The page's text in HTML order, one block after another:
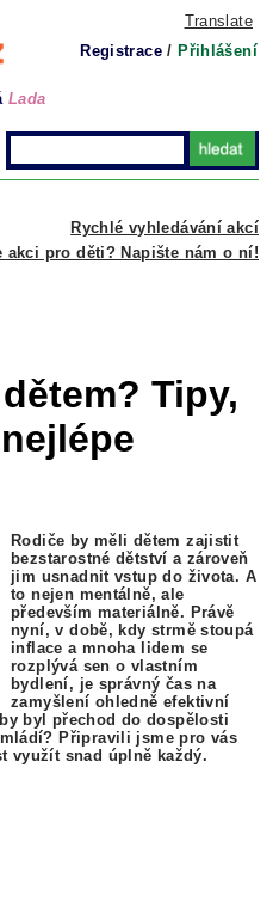
Translate
Registrace / Přihlášení
Lada
Rychlé vyhledávání akcí
akci pro děti? Napište nám o ní!
Tipy,
Rodiče by měli dětem zajistit
bezstarostné dětství a zároveň
jim usnadnit vstup do života. A
to nejen mentálně, ale
především materiálně. Právě
nyní, v době, kdy strmě stoupá
inflace a mnoha lidem se
rozplývá sen o vlastním
bydlení, je správný čas na
zamyšlení ohledně efektivní
byl přechod do dospělosti
Připravili jsme pro vás
využít snad úplně každý.